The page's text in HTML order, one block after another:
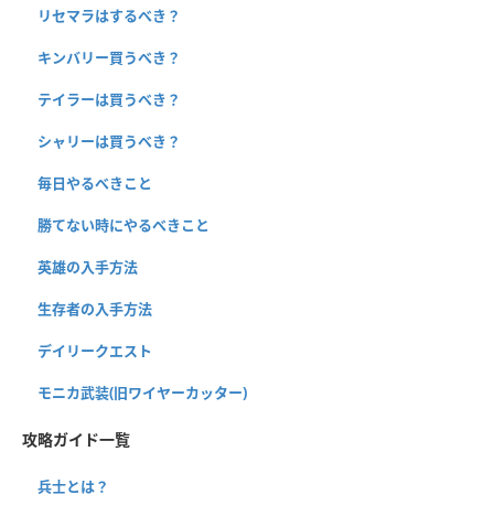
リセマラはするべき？
キンバリー買うべき？
テイラーは買うべき？
シャリーは買うべき？
毎日やるべきこと
勝てない時にやるべきこと
英雄の入手方法
生存者の入手方法
デイリークエスト
モニカ武装(旧ワイヤーカッター)
攻略ガイド一覧
兵士とは？